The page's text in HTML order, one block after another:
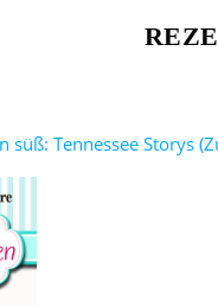
süß: Tennessee Storys